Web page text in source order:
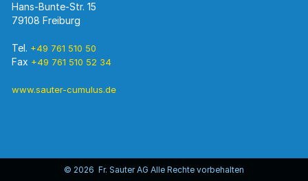
Hans-Bunte-Str. 15
79108 Freiburg
Tel. +49 761 510 50
Fax +49 761 510 52 34
www.sauter-cumulus.de
© 2026 Fr. Sauter AG Alle Rechte vorbehalten